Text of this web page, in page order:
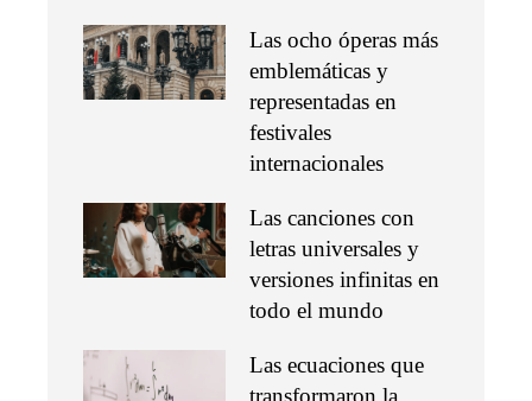
Las ocho óperas más
emblemáticas y
representadas en
festivales
internacionales
Las canciones con
letras universales y
versiones infinitas en
todo el mundo
Las ecuaciones que
transformaron la